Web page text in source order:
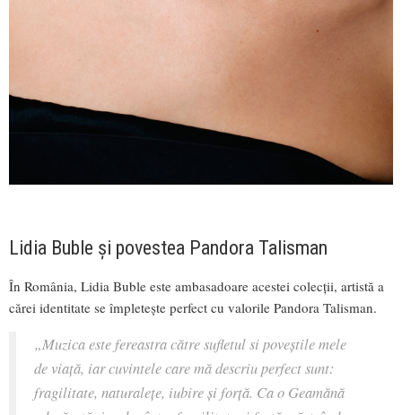
Lidia Buble și povestea Pandora Talisman
În România, Lidia Buble este ambasadoare acestei colecții, artistă a
cărei identitate se împletește perfect cu valorile Pandora Talisman.
„Muzica este fereastra către sufletul si poveștile mele
de viață, iar cuvintele care mă descriu perfect sunt:
fragilitate, naturalețe, iubire și forță. Ca o Geamănă